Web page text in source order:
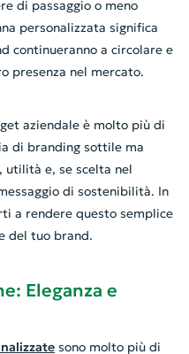
di passaggio o meno
personalizzata significa
continueranno a circolare e
presenza nel mercato.
aziendale è molto più di
di branding sottile ma
utilità e, se scelta nel
di sostenibilità. In
a rendere questo semplice
del tuo brand.
Eleganza e
sono molto più di